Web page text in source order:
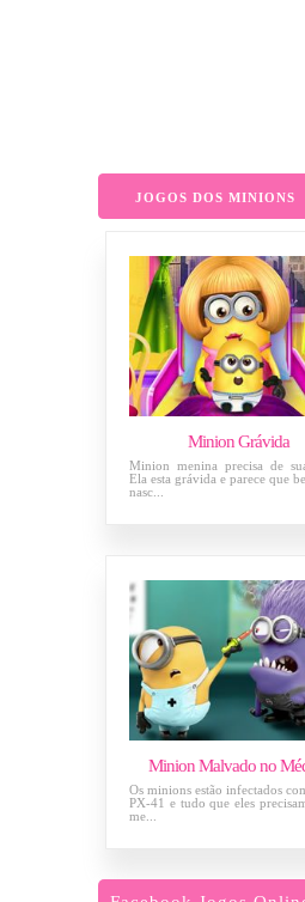
JOGOS DOS MINIONS
Minion Grávida
Minion menina precisa de
Ela esta grávida e parece que
nasc...
Minion Malvado no
Os minions estão infectados
PX-41 e tudo que eles
me...